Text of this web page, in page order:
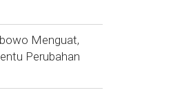
Menguat,
Perubahan